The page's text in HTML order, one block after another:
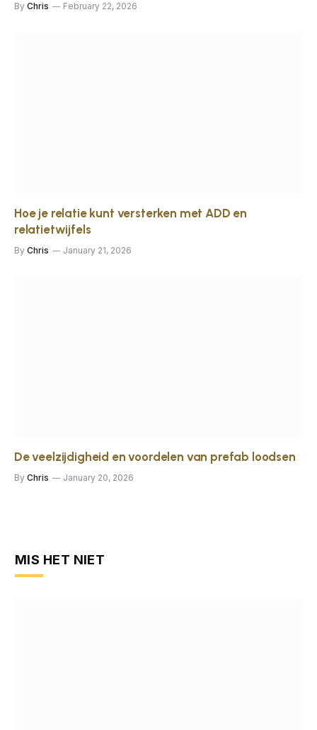
By Chris February 22, 2026
Hoe je relatie kunt versterken met ADD en
relatietwijfels
By Chris January 21, 2026
De veelzijdigheid en voordelen van prefab loodsen
By Chris January 20, 2026
MIS HET NIET